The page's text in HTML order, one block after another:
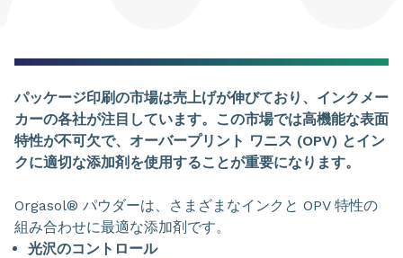
パッケージ印刷の市場は売上げが伸びており、インクメー
カーの各社が注目しています。この市場では高機能な表面
特性が不可欠で、オーバープリント ワニス (OPV) とイン
クに適切な添加剤を使用することが重要になります。
Orgasol® パウダーは、さまざまなインクと OPV 特性の
組み合わせに最適な添加剤です。
光沢のコントロール